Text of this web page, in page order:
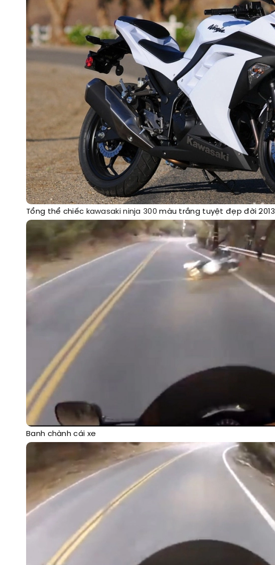
Tổng thể chiếc kawasaki ninja 300 màu trắng tuyệt đẹp đời 2013
Banh chành cái xe